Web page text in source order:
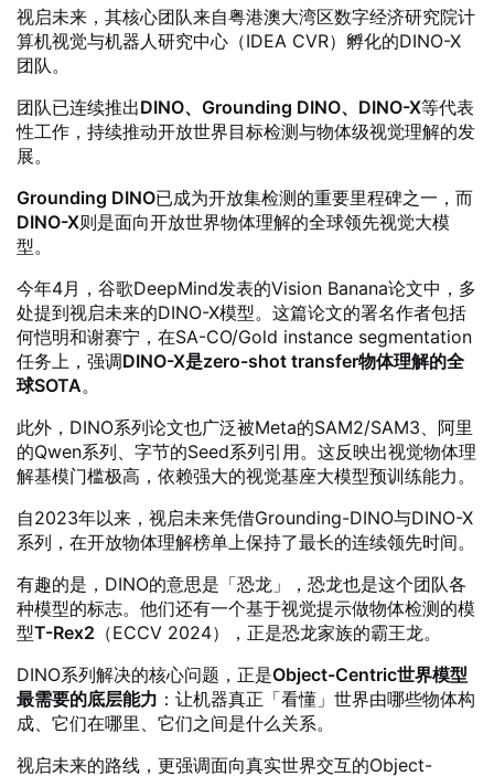
视启未来，其核心团队来自粤港澳大湾区数字经济研究院计
算机视觉与机器人研究中心（IDEA CVR）孵化的DINO-X
团队。
团队已连续推出DINO、Grounding DINO、DINO-X等代表
性工作，持续推动开放世界目标检测与物体级视觉理解的发
展。
Grounding DINO已成为开放集检测的重要里程碑之一，而
DINO-X则是面向开放世界物体理解的全球领先视觉大模
型。
今年4月，谷歌DeepMind发表的Vision Banana论文中，多
处提到视启未来的DINO-X模型。这篇论文的署名作者包括
何恺明和谢赛宁，在SA-CO/Gold instance segmentation
任务上，强调DINO-X是zero-shot transfer物体理解的全
球SOTA。
此外，DINO系列论文也广泛被Meta的SAM2/SAM3、阿里
的Qwen系列、字节的Seed系列引用。这反映出视觉物体理
解基模门槛极高，依赖强大的视觉基座大模型预训练能力。
自2023年以来，视启未来凭借Grounding-DINO与DINO-X
系列，在开放物体理解榜单上保持了最长的连续领先时间。
有趣的是，DINO的意思是「恐龙」，恐龙也是这个团队各
种模型的标志。他们还有一个基于视觉提示做物体检测的模
型T-Rex2 （ECCV 2024），正是恐龙家族的霸王龙。
DINO系列解决的核心问题，正是Object-Centric世界模型
最需要的底层能力 ：让机器真正「看懂」世界由哪些物体构
成、它们在哪里、它们之间是什么关系。
视启未来的路线，更强调面向真实世界交互的Object-